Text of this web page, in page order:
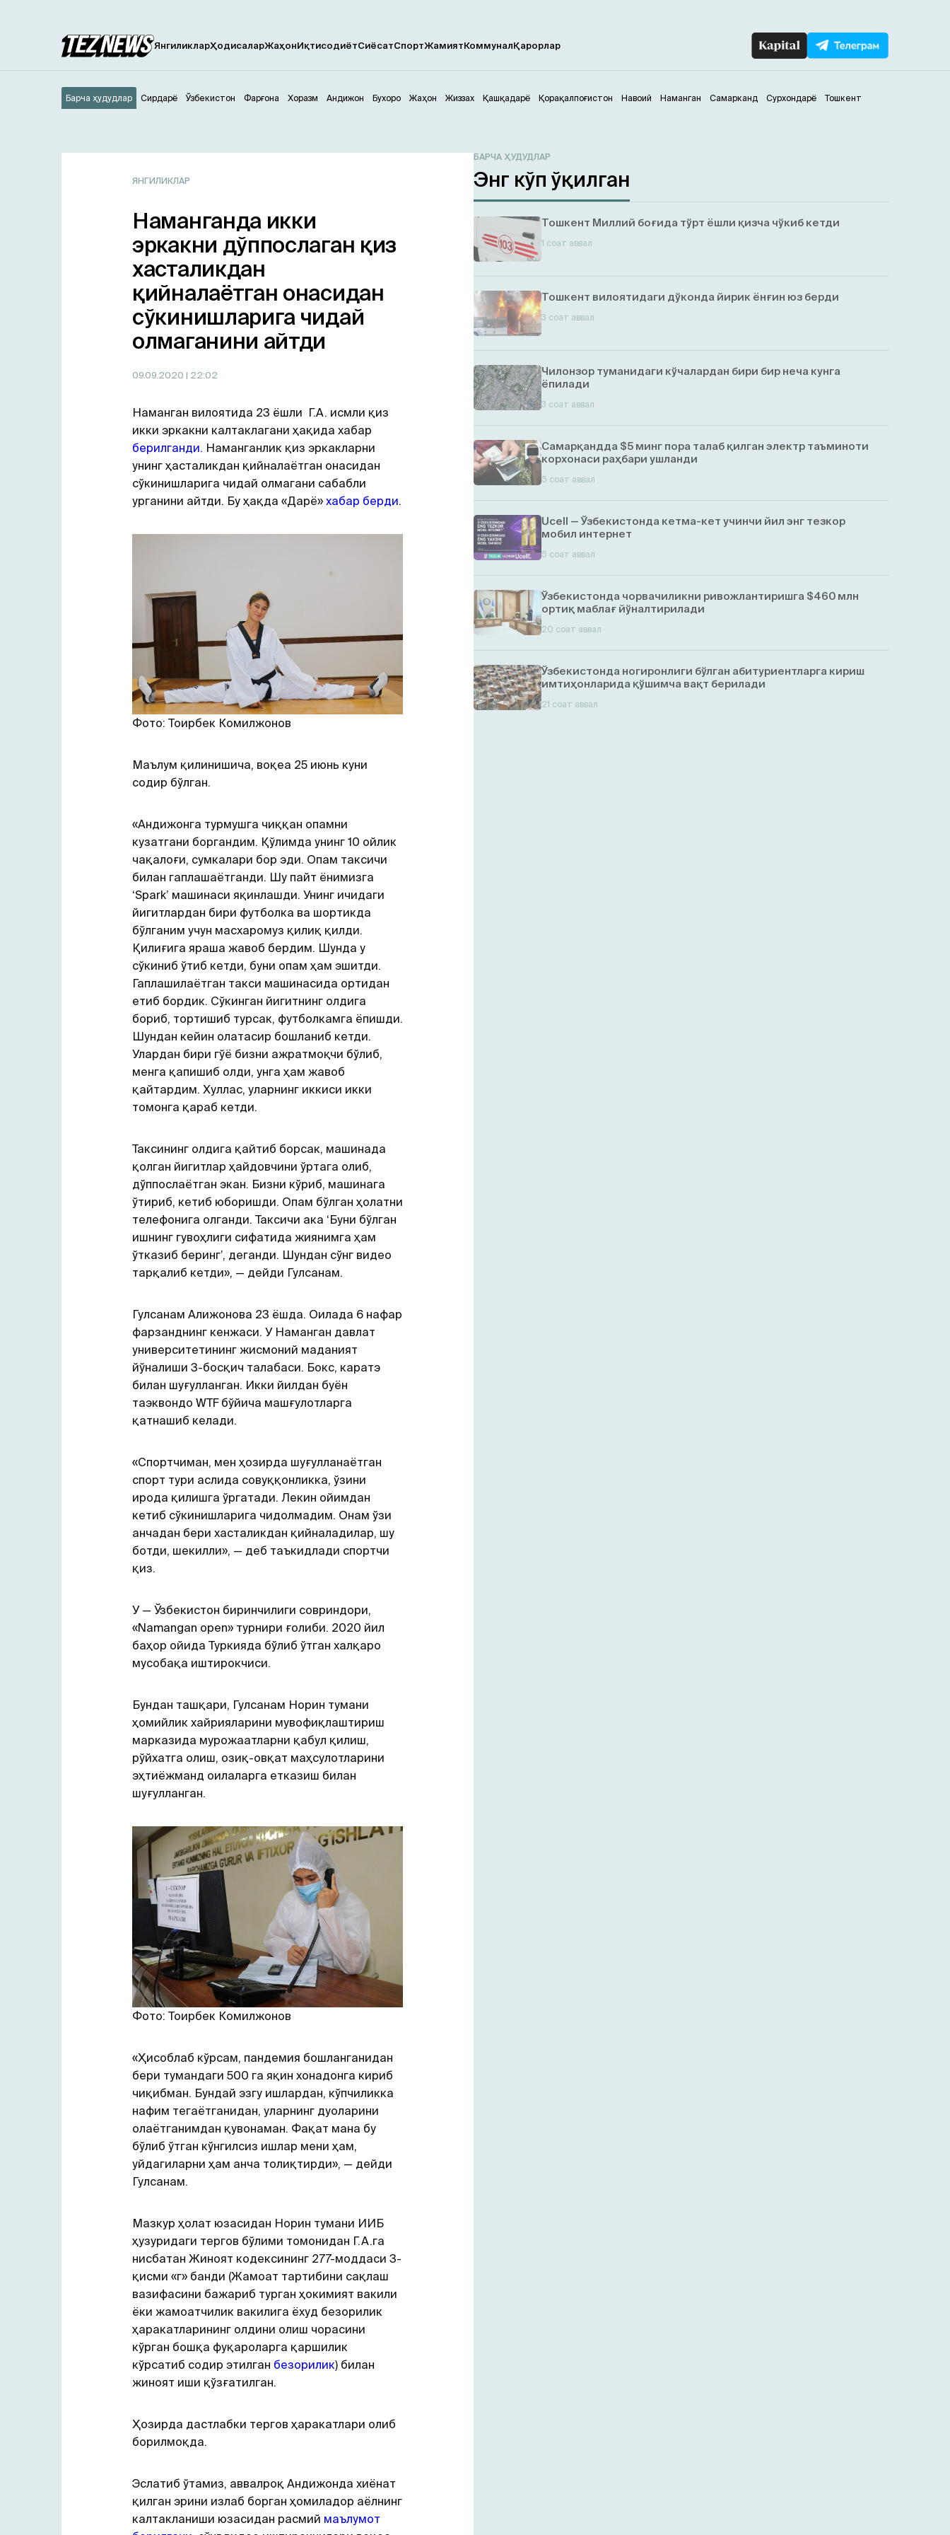
ЯнгиликларҲодисаларЖаҳонИқтисодиётСиёсатСпортЖамиятКоммуналҚарорлар
Андижон
Барча ҳудудлар Бухоро Жаҳон Жиззах Қашқадарё Қорақалпоғистон Навоий Наманган Самарканд
Сирдарё Сурхондарё Тошкент
Ўзбекистон Фарғона Хоразм
ЯНГИЛИКЛАР
Наманганда икки
эркакни дўппослаган қиз
хасталикдан
қийналаётган онасидан
сўкинишларига чидай
олмаганини айтди
09.09.2020 | 22:02
Наманган вилоятида 23 ёшли Г.A. исмли қиз
икки эркакни калтаклагани ҳақида хабар
берилганди. Наманганлик қиз эркакларни
унинг ҳасталикдан қийналаётган онасидан
сўкинишларига чидай олмагани сабабли
урганини айтди. Бу ҳақда «Дарё» хабар берди.
Фото: Тоирбек Комилжонов
Маълум қилинишича, воқеа 25 июнь куни
содир бўлган.
«Андижонга турмушга чиққан опамни
кузатгани боргандим. Қўлимда унинг 10 ойлик
чақалоғи, сумкалари бор эди. Опам таксичи
билан гаплашаётганди. Шу пайт ёнимизга
‘Spark’ машинаси яқинлашди. Унинг ичидаги
йигитлардан бири футболка ва шортикда
бўлганим учун масхаромуз қилиқ қилди.
Қилиғига яраша жавоб бердим. Шунда у
сўкиниб ўтиб кетди, буни опам ҳам эшитди.
Гаплашилаётган такси машинасида ортидан
етиб бордик. Сўкинган йигитнинг олдига
бориб, тортишиб турсак, футболкамга ёпишди.
Шундан кейин олатасир бошланиб кетди.
Улардан бири гўё бизни ажратмоқчи бўлиб,
менга қапишиб олди, унга ҳам жавоб
қайтардим. Хуллас, уларнинг иккиси икки
томонга қараб кетди.
Таксининг олдига қайтиб борсак, машинада
қолган йигитлар ҳайдовчини ўртага олиб,
дўппослаётган экан. Бизни кўриб, машинага
ўтириб, кетиб юборишди. Опам бўлган ҳолатни
телефонига олганди. Таксичи ака ‘Буни бўлган
ишнинг гувоҳлиги сифатида жиянимга ҳам
ўтказиб беринг’, деганди. Шундан сўнг видео
тарқалиб кетди», — дейди Гулсанам.
Гулсанам Алижонова 23 ёшда. Оилада 6 нафар
фарзанднинг кенжаси. У Наманган давлат
университетининг жисмоний маданият
йўналиши 3-босқич талабаси. Бокс, каратэ
билан шуғулланган. Икки йилдан буён
таэквондо WTF бўйича машғулотларга
қатнашиб келади.
«Спортчиман, мен ҳозирда шуғулланаётган
спорт тури аслида совуққонликка, ўзини
ирода қилишга ўргатади. Лекин ойимдан
кетиб сўкинишларига чидолмадим. Онам ўзи
анчадан бери хасталикдан қийналадилар, шу
ботди, шекилли», — деб таъкидлади спортчи
қиз.
У — Ўзбекистон биринчилиги совриндори,
«Namangan open» турнири ғолиби. 2020 йил
баҳор ойида Туркияда бўлиб ўтган халқаро
мусобақа иштирокчиси.
Бундан ташқари, Гулсанам Норин тумани
ҳомийлик хайрияларини мувофиқлаштириш
марказида мурожаатларни қабул қилиш,
рўйхатга олиш, озиқ-овқат маҳсулотларини
эҳтиёжманд оилаларга етказиш билан
шуғулланган.
Фото: Тоирбек Комилжонов
«Ҳисоблаб кўрсам, пандемия бошланганидан
бери тумандаги 500 га яқин хонадонга кириб
чиқибман. Бундай эзгу ишлардан, кўпчиликка
нафим тегаётганидан, уларнинг дуоларини
олаётганимдан қувонаман. Фақат мана бу
бўлиб ўтган кўнгилсиз ишлар мени ҳам,
уйдагиларни ҳам анча толиқтирди», — дейди
Гулсанам.
Мазкур ҳолат юзасидан Норин тумани ИИБ
ҳузуридаги тергов бўлими томонидан Г.А.га
нисбатан Жиноят кодексининг 277-моддаси 3-
қисми «г» банди (Жамоат тартибини сақлаш
вазифасини бажариб турган ҳокимият вакили
ёки жамоатчилик вакилига ёхуд безорилик
ҳаракатларининг олдини олиш чорасини
кўрган бошқа фуқароларга қаршилик
кўрсатиб содир этилган безорилик) билан
жиноят иши қўзғатилган.
Ҳозирда дастлабки тергов ҳаракатлари олиб
борилмоқда.
Эслатиб ўтамиз, аввалроқ Андижонда хиёнат
қилган эрини излаб борган ҳомиладор аёлнинг
калтакланиши юзасидан расмий маълумот
БАРЧА ҲУДУДЛАР
Энг кўп ўқилган
Тошкент Миллий боғида тўрт ёшли қизча чўкиб кетди
1 соат аввал
Тошкент вилоятидаги дўконда йирик ёнғин юз берди
3 соат аввал
Чилонзор туманидаги кўчалардан бири бир неча кунга
ёпилади
3 соат аввал
Самарқандда $5 минг пора талаб қилган электр таъминоти
корхонаси раҳбари ушланди
5 соат аввал
Ucell — Ўзбекистонда кетма-кет учинчи йил энг тезкор
мобил интернет
5 соат аввал
Ўзбекистонда чорвачиликни ривожлантиришга $460 млн
ортиқ маблағ йўналтирилади
20 соат аввал
Ўзбекистонда ногиронлиги бўлган абитуриентларга кириш
имтиҳонларида қўшимча вақт берилади
21 соат аввал